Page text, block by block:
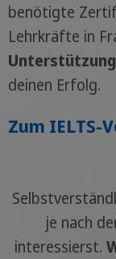
benötigte
Lehrkräfte in
deinen Erfolg.
Zum IELTS-
je nach
interessierst.